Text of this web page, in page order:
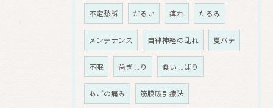
不定愁訴 だるい 痺れ たるみ
メンテナンス 自律神経の乱れ 夏バテ
不眠 歯ぎしり 食いしばり
あごの痛み 筋膜吸引療法